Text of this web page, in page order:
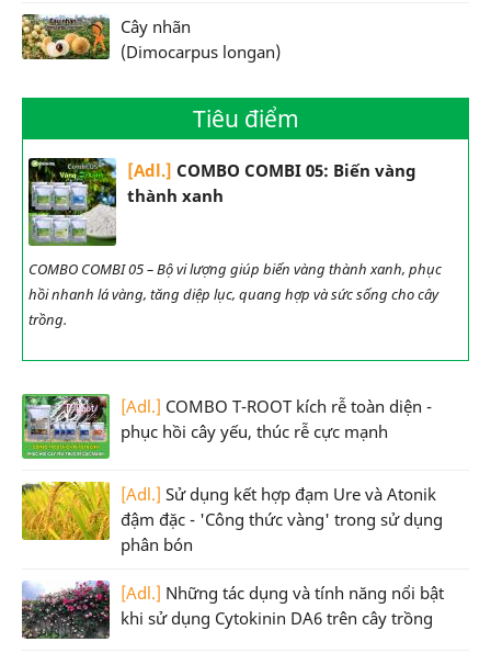
Cây nhãn
(Dimocarpus longan)
Tiêu điểm
[Adl.] COMBO COMBI 05: Biến vàng
thành xanh
COMBO COMBI 05 – Bộ vi lượng giúp biến vàng thành xanh, phục
hồi nhanh lá vàng, tăng diệp lục, quang hợp và sức sống cho cây
trồng.
[Adl.] COMBO T-ROOT kích rễ toàn diện -
phục hồi cây yếu, thúc rễ cực mạnh
[Adl.] Sử dụng kết hợp đạm Ure và Atonik
đậm đặc - 'Công thức vàng' trong sử dụng
phân bón
[Adl.] Những tác dụng và tính năng nổi bật
khi sử dụng Cytokinin DA6 trên cây trồng